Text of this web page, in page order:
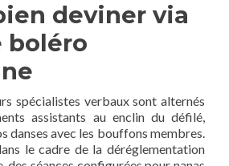
deviner via
boléro
spécialistes verbaux sont alternés
assistants au enclin du défilé,
danses avec les bouffons membres.
le cadre de la déréglementation